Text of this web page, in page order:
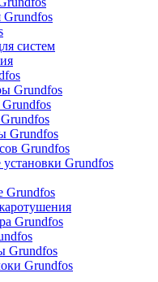
Grundfos
систем
Grundfos
Grundfos
Grundfos
Grundfos
Grundfos
Grundfos
Grundfos
Grundfos